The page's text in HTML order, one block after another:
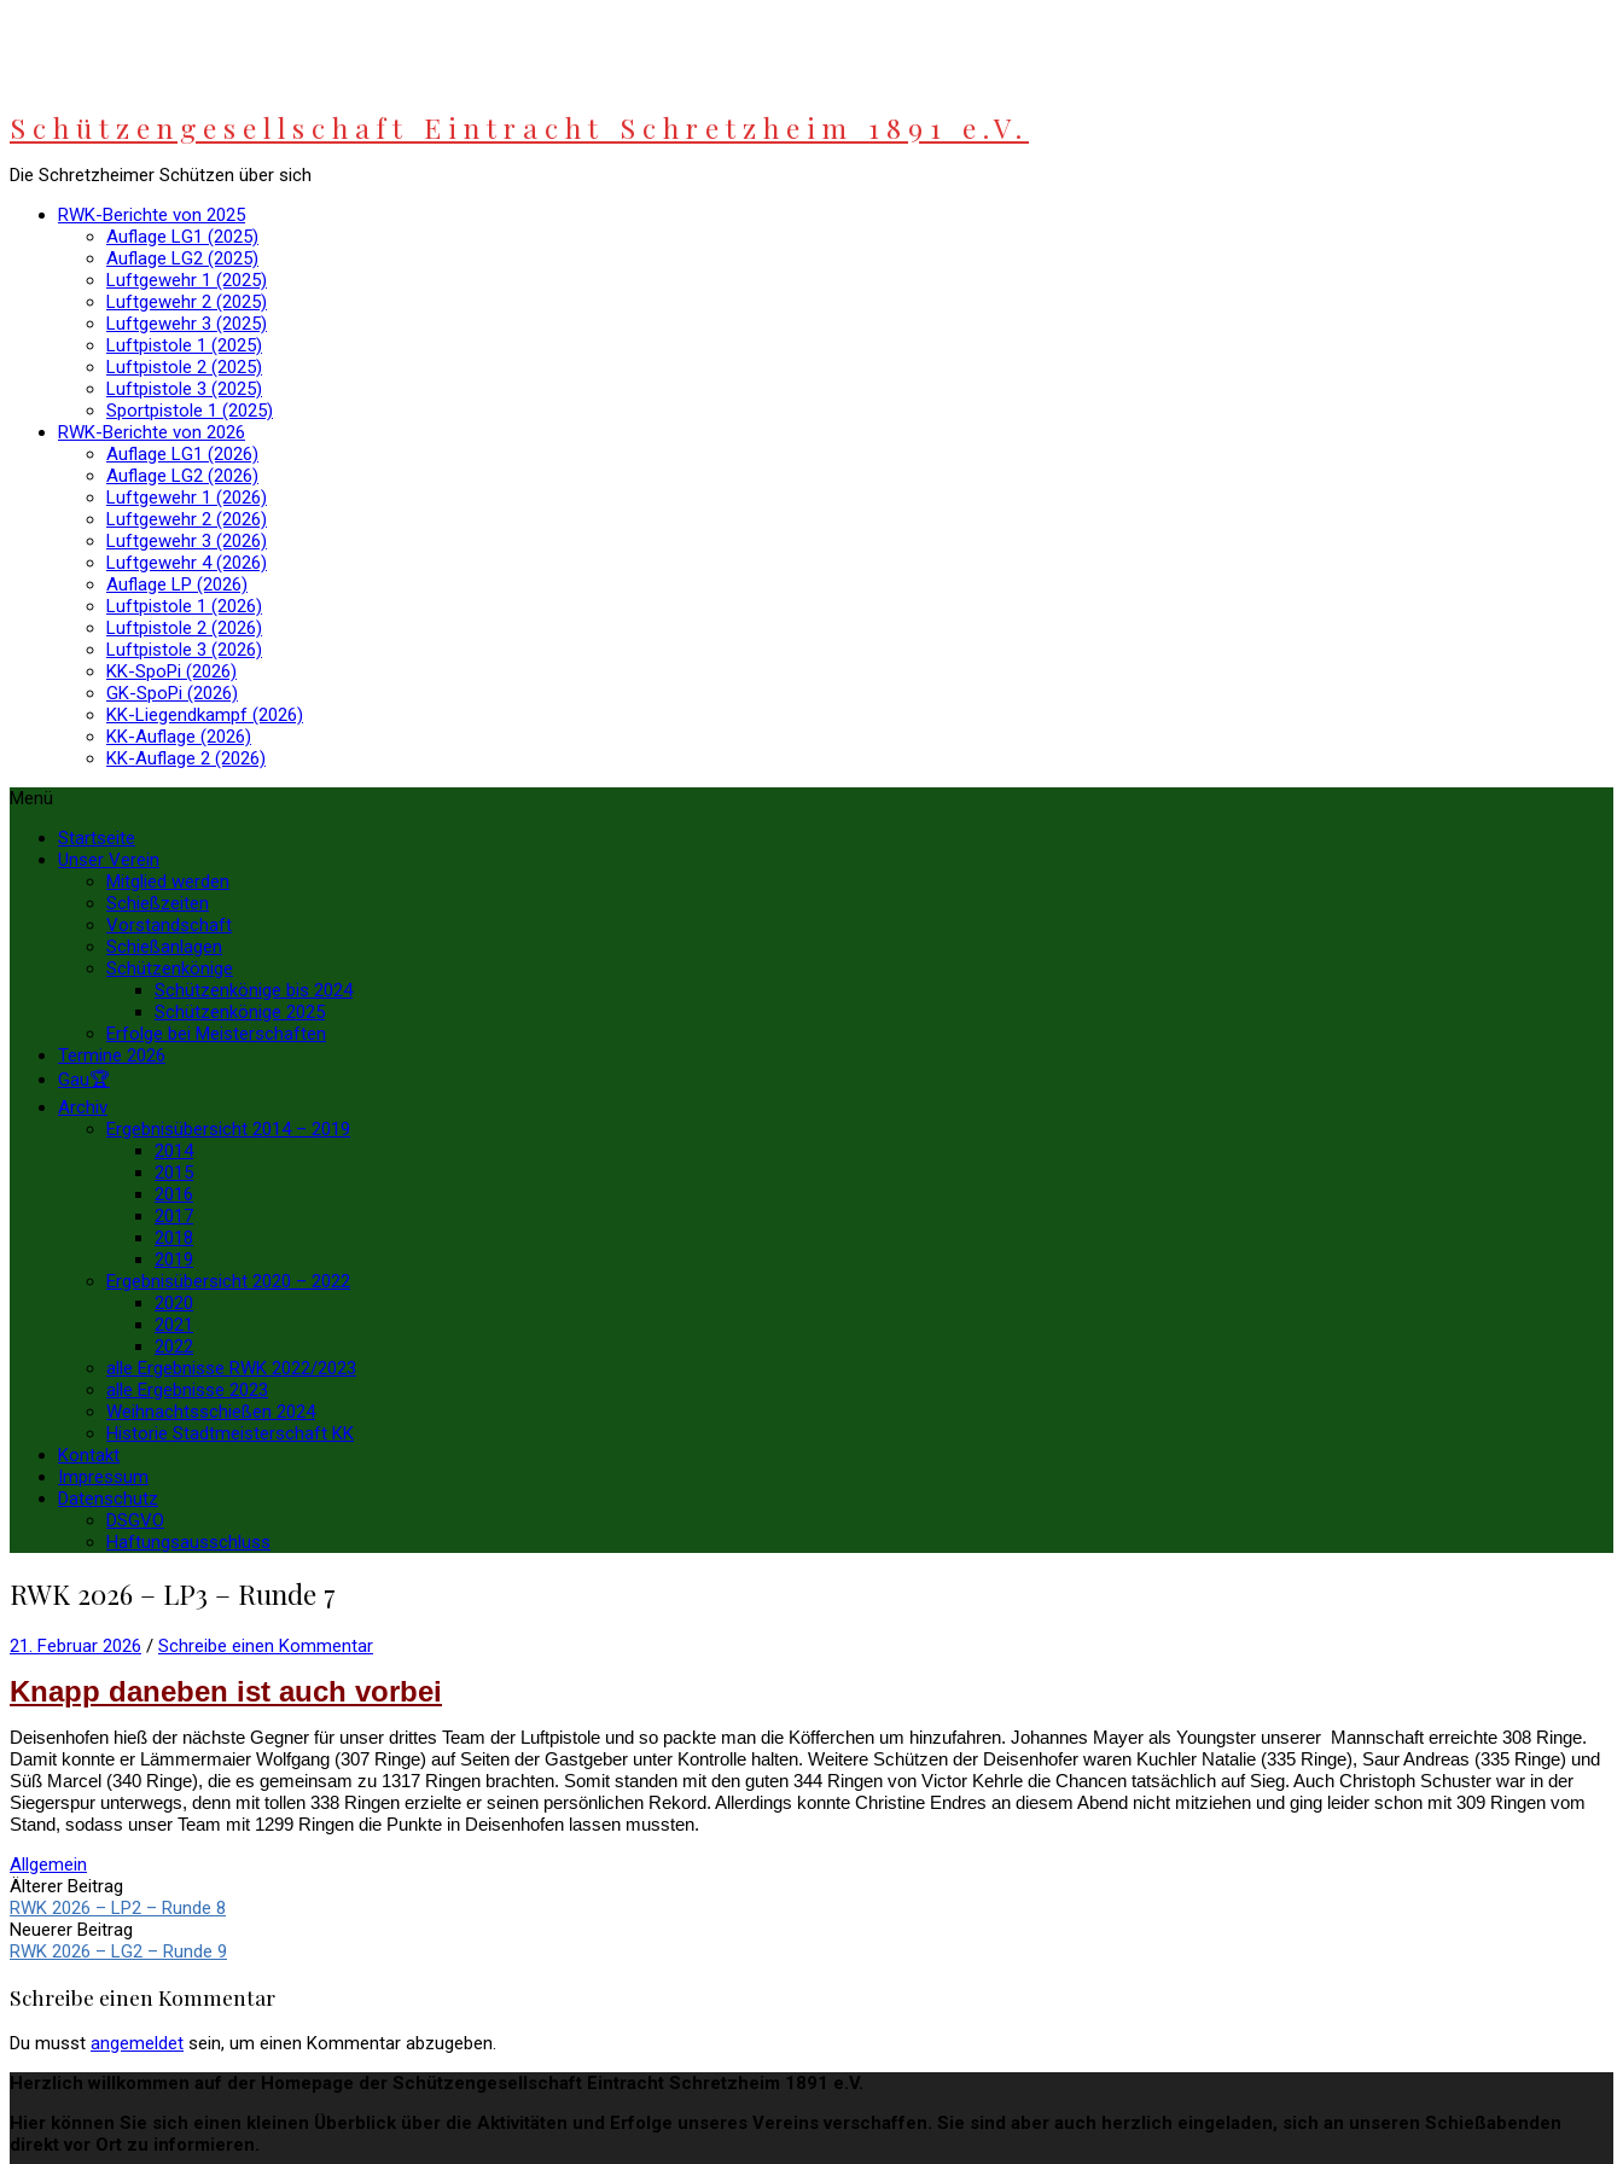
Schützengesellschaft Eintracht Schretzheim 1891 e.V.
Die Schretzheimer Schützen über sich
RWK-Berichte von 2025
Auflage LG1 (2025)
Auflage LG2 (2025)
Luftgewehr 1 (2025)
Luftgewehr 2 (2025)
Luftgewehr 3 (2025)
Luftpistole 1 (2025)
Luftpistole 2 (2025)
Luftpistole 3 (2025)
Sportpistole 1 (2025)
RWK-Berichte von 2026
Auflage LG1 (2026)
Auflage LG2 (2026)
Luftgewehr 1 (2026)
Luftgewehr 2 (2026)
Luftgewehr 3 (2026)
Luftgewehr 4 (2026)
Auflage LP (2026)
Luftpistole 1 (2026)
Luftpistole 2 (2026)
Luftpistole 3 (2026)
KK-SpoPi (2026)
GK-SpoPi (2026)
KK-Liegendkampf (2026)
KK-Auflage (2026)
KK-Auflage 2 (2026)
Menü
Startseite
Unser Verein
Mitglied werden
Schießzeiten
Vorstandschaft
Schießanlagen
Schützenkönige
Schützenkönige bis 2024
Schützenkönige 2025
Erfolge bei Meisterschaften
Termine 2026
Gau🏆
Archiv
Ergebnisübersicht 2014 – 2019
2014
2015
2016
2017
2018
2019
Ergebnisübersicht 2020 – 2022
2020
2021
2022
alle Ergebnisse RWK 2022/2023
alle Ergebnisse 2023
Weihnachtsschießen 2024
Historie Stadtmeisterschaft KK
Kontakt
Impressum
Datenschutz
DSGVO
Haftungsausschluss
RWK 2026 – LP3 – Runde 7
21. Februar 2026 / Schreibe einen Kommentar
Knapp daneben ist auch vorbei
Deisenhofen hieß der nächste Gegner für unser drittes Team der Luftpistole und so packte man die Köfferchen um hinzufahren. Johannes Mayer als Youngster unserer Mannschaft erreichte 308 Ringe.
Damit konnte er Lämmermaier Wolfgang (307 Ringe) auf Seiten der Gastgeber unter Kontrolle halten. Weitere Schützen der Deisenhofer waren Kuchler Natalie (335 Ringe), Saur Andreas (335 Ringe) und
Süß Marcel (340 Ringe), die es gemeinsam zu 1317 Ringen brachten. Somit standen mit den guten 344 Ringen von Victor Kehrle die Chancen tatsächlich auf Sieg. Auch Christoph Schuster war in der
Siegerspur unterwegs, denn mit tollen 338 Ringen erzielte er seinen persönlichen Rekord. Allerdings konnte Christine Endres an diesem Abend nicht mitziehen und ging leider schon mit 309 Ringen vom
Stand, sodass unser Team mit 1299 Ringen die Punkte in Deisenhofen lassen mussten.
Allgemein
Beitrags-
Navigation
Älterer Beitrag
RWK 2026 – LP2 – Runde 8
Neuerer Beitrag
RWK 2026 – LG2 – Runde 9
Schreibe einen Kommentar
Du musst angemeldet sein, um einen Kommentar abzugeben.
Herzlich willkommen auf der Homepage der Schützengesellschaft Eintracht Schretzheim 1891 e.V.
Hier können Sie sich einen kleinen Überblick über die Aktivitäten und Erfolge unseres Vereins verschaffen. Sie sind aber auch herzlich eingeladen, sich an unseren Schießabenden
direkt vor Ort zu informieren.